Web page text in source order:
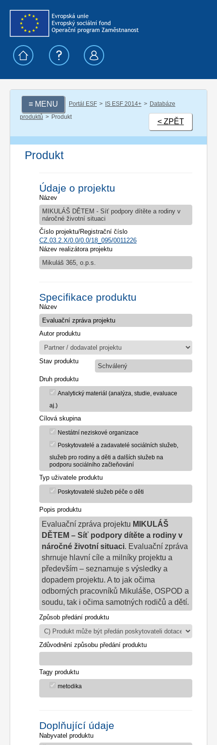
≡ MENU Portál ESF IS ESF 2014+
Databáze
produktů
Produkt
< ZPĚT
Produkt
Údaje o projektu
Název
MIKULÁŠ DĚTEM - Síť podpory dítěte a rodiny v
náročné životní situaci
Číslo projektu/Registrační číslo
CZ.03.2.X/0.0/0.0/18_095/0011226
Název realizátora projektu
Mikuláš 365, o.p.s.
Specifikace produktu
Název
Autor produktu
Stav produktu
Schválený
Druh produktu
Analytický materiál (analýza, studie, evaluace
aj.)
Cílová skupina
Nestátní neziskové organizace
Poskytovatelé a zadavatelé sociálních služeb,
služeb pro rodiny a děti a dalších služeb na
podporu sociálního začleňování
Typ uživatele produktu
Poskytovatelé služeb péče o děti
Popis produktu
Evaluační zpráva projektu MIKULÁŠ
DĚTEM – Síť podpory dítěte a rodiny v
náročné životní situaci. Evaluační zpráva
shrnuje hlavní cíle a milníky projektu a
především – seznamuje s výsledky a
dopadem projektu. A to jak očima
odborných pracovníků Mikuláše, OSPOD a
soudu, tak i očima samotných rodičů a dětí.
Způsob předání produktu
Zdůvodnění způsobu předání produktu
Tagy produktu
metodika
Doplňující údaje
Nabyvatel produktu